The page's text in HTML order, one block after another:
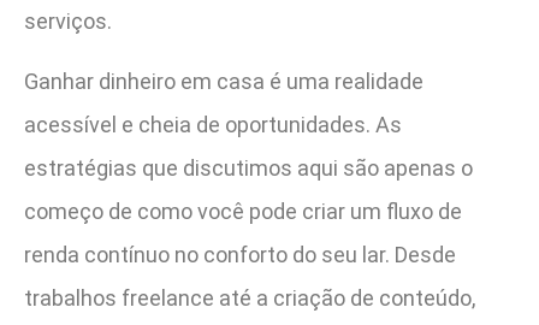
serviços.
Ganhar dinheiro em casa é uma realidade
acessível e cheia de oportunidades. As
estratégias que discutimos aqui são apenas o
começo de como você pode criar um fluxo de
renda contínuo no conforto do seu lar. Desde
trabalhos freelance até a criação de conteúdo,